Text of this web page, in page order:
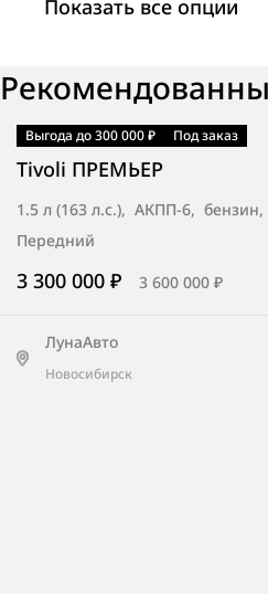
Показать все опции
Выгода до 300 000 ₽ Под заказ
Под заказ·авто
Tivoli ПРЕМЬЕР
1.5 л (163 л.с.), АКПП-6, бензин,
Передний
3 300 000 ₽ 3 600 000 ₽
ЛунаАвто
Новосибирск